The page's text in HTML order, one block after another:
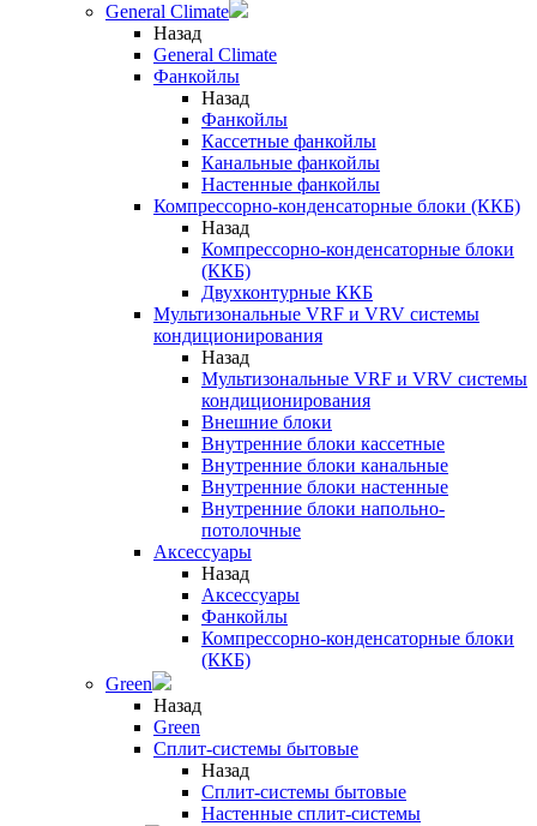
General Climate
Назад
General Climate
Фанкойлы
Назад
Фанкойлы
Кассетные фанкойлы
Канальные фанкойлы
Настенные фанкойлы
Компрессорно-конденсаторные блоки (ККБ)
Назад
Компрессорно-конденсаторные блоки
(ККБ)
Двухконтурные ККБ
Мультизональные VRF и VRV системы
кондиционирования
Назад
Мультизональные VRF и VRV системы
кондиционирования
Внешние блоки
Внутренние блоки кассетные
Внутренние блоки канальные
Внутренние блоки настенные
Внутренние блоки напольно-
потолочные
Аксессуары
Назад
Аксессуары
Фанкойлы
Компрессорно-конденсаторные блоки
(ККБ)
Green
Назад
Green
Сплит-системы бытовые
Назад
Сплит-системы бытовые
Настенные сплит-системы